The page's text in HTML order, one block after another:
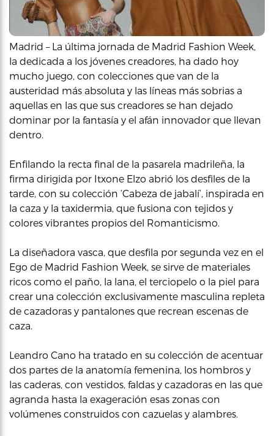
Madrid – La última jornada de Madrid Fashion Week,
la dedicada a los jóvenes creadores, ha dado hoy
mucho juego, con colecciones que van de la
austeridad más absoluta y las líneas más sobrias a
aquellas en las que sus creadores se han dejado
dominar por la fantasía y el afán innovador que llevan
dentro.
Enfilando la recta final de la pasarela madrileña, la
firma dirigida por Itxone Elzo abrió los desfiles de la
tarde, con su colección ‘Cabeza de jabalí’, inspirada en
la caza y la taxidermia, que fusiona con tejidos y
colores vibrantes propios del Romanticismo.
La diseñadora vasca, que desfila por segunda vez en el
Ego de Madrid Fashion Week, se sirve de materiales
ricos como el paño, la lana, el terciopelo o la piel para
crear una colección exclusivamente masculina repleta
de cazadoras y pantalones que recrean escenas de
caza.
Leandro Cano ha tratado en su colección de acentuar
dos partes de la anatomía femenina, los hombros y
las caderas, con vestidos, faldas y cazadoras en las que
agranda hasta la exageración esas zonas con
volúmenes construidos con cazuelas y alambres.